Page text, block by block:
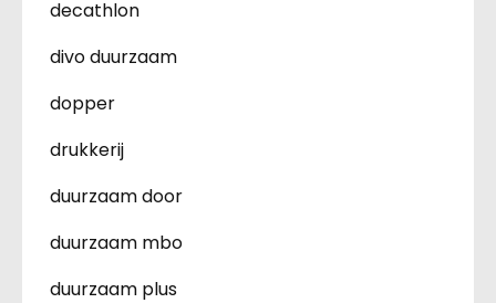
decathlon
divo duurzaam
dopper
drukkerij
duurzaam door
duurzaam mbo
duurzaam plus